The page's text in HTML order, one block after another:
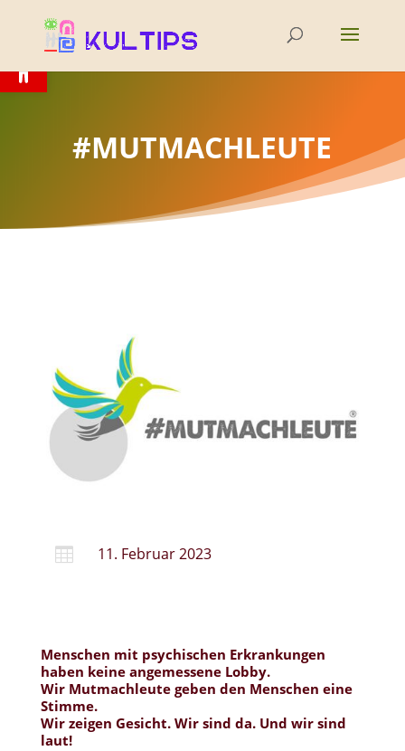
Open toolbar
#MUTMACHLEUTE
 11. Februar 2023
Menschen mit psychischen Erkrankungen
haben keine angemessene Lobby.
Wir Mutmachleute geben den Menschen eine
Stimme.
Wir zeigen Gesicht. Wir sind da. Und wir sind
laut!